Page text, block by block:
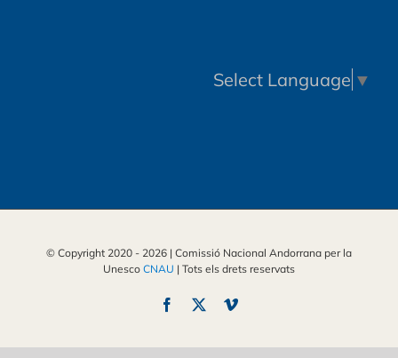
Select Language ▼
© Copyright 2020 - 2026 | Comissió Nacional Andorrana per la
Unesco CNAU | Tots els drets reservats
Facebook Vimeo